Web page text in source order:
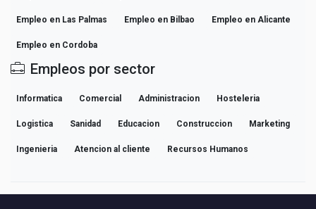
Empleo en Las Palmas Empleo en Bilbao Empleo en Alicante
Empleo en Cordoba
Empleos por sector
Informatica Comercial Administracion Hosteleria
Logistica Sanidad Educacion Construccion Marketing
Ingenieria Atencion al cliente Recursos Humanos